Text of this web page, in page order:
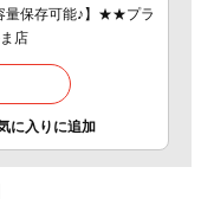
量保存可能♪】★★プラ
店